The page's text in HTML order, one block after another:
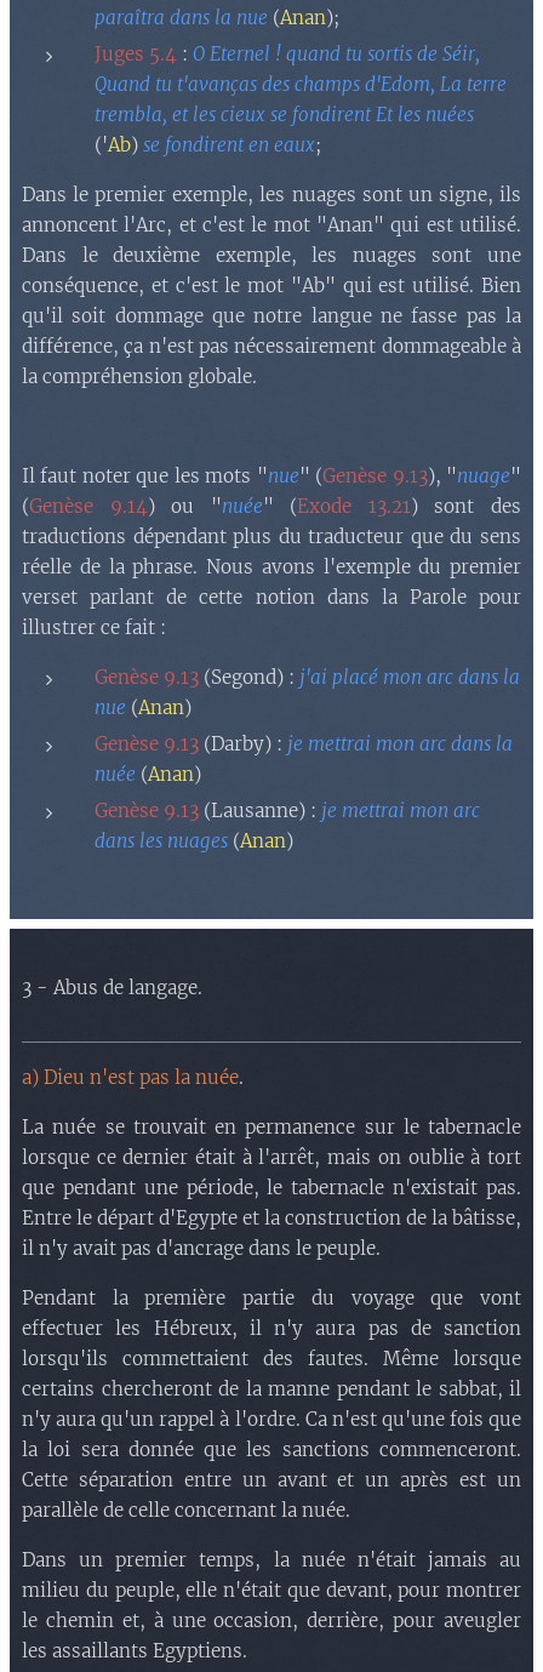
paraîtra dans la nue (Anan);
Juges 5.4 : O Eternel ! quand tu sortis de Séir,
Quand tu t'avanças des champs d'Edom, La terre
trembla, et les cieux se fondirent Et les nuées
('Ab) se fondirent en eaux;
Dans le premier exemple, les nuages sont un signe, ils
annoncent l'Arc, et c'est le mot "Anan" qui est utilisé.
Dans le deuxième exemple, les nuages sont une
conséquence, et c'est le mot "Ab" qui est utilisé. Bien
qu'il soit dommage que notre langue ne fasse pas la
différence, ça n'est pas nécessairement dommageable à
la compréhension globale.
Il faut noter que les mots "nue" (Genèse 9.13), "nuage"
(Genèse 9.14) ou "nuée" (Exode 13.21) sont des
traductions dépendant plus du traducteur que du sens
réelle de la phrase. Nous avons l'exemple du premier
verset parlant de cette notion dans la Parole pour
illustrer ce fait :
Genèse 9.13 (Segond) : j'ai placé mon arc dans la
nue (Anan)
Genèse 9.13 (Darby) : je mettrai mon arc dans la
nuée (Anan)
Genèse 9.13 (Lausanne) : je mettrai mon arc
dans les nuages (Anan)
3 - Abus de langage.
a) Dieu n'est pas la nuée.
La nuée se trouvait en permanence sur le tabernacle
lorsque ce dernier était à l'arrêt, mais on oublie à tort
que pendant une période, le tabernacle n'existait pas.
Entre le départ d'Egypte et la construction de la bâtisse,
il n'y avait pas d'ancrage dans le peuple.
Pendant la première partie du voyage que vont
effectuer les Hébreux, il n'y aura pas de sanction
lorsqu'ils commettaient des fautes. Même lorsque
certains chercheront de la manne pendant le sabbat, il
n'y aura qu'un rappel à l'ordre. Ca n'est qu'une fois que
la loi sera donnée que les sanctions commenceront.
Cette séparation entre un avant et un après est un
parallèle de celle concernant la nuée.
Dans un premier temps, la nuée n'était jamais au
milieu du peuple, elle n'était que devant, pour montrer
le chemin et, à une occasion, derrière, pour aveugler
les assaillants Egyptiens.